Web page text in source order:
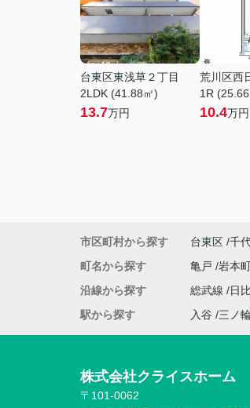
台東区東浅草２丁目
2LDK (41.88㎡)
13.7万円
荒川区西
1R
10.4万円
市区町村から探す 台東区 千
町名から探す
亀戸 岩本
沿線から探す
総武線 日
駅から探す
入谷 三ノ輪
株式会社クライスホーム
〒101-0062